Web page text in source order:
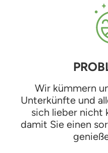
Wir kümmern
Unterkünfte und
sich lieber nicht
damit Sie einen